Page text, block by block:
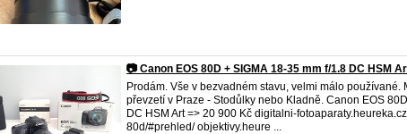
📷 Canon EOS 80D + SIGMA 18-35 mm f/1.8 DC HSM
Prodám. Vše v bezvadném stavu, velmi málo používané.
převzetí v Praze - Stodůlky nebo Kladně. Canon EOS
DC HSM Art => 20 900 Kč digitalni-
80d/#prehled/ objektivy.heure ...